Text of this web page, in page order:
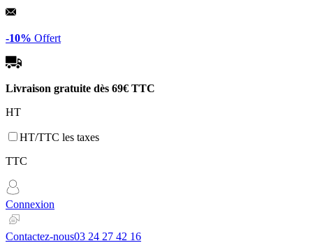
Panneau de gestion des cookies
-10% Offert
Livraison gratuite dès 69€ TTC
HT
HT/TTC les taxes
TTC
Connexion
Contactez-nous03 24 27 42 16